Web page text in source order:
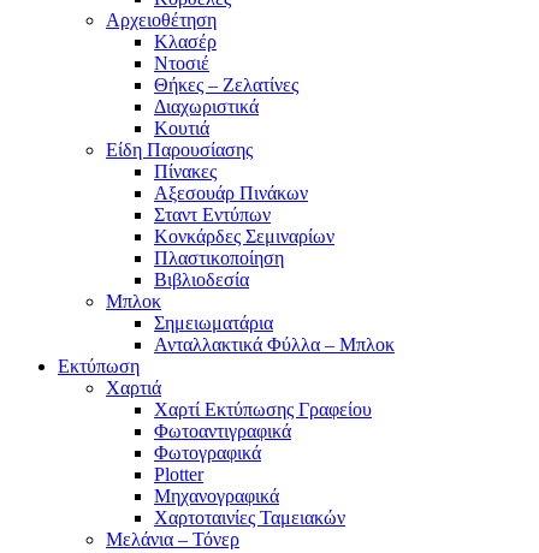
Αρχειοθέτηση
Κλασέρ
Ντοσιέ
Θήκες – Ζελατίνες
Διαχωριστικά
Κουτιά
Είδη Παρουσίασης
Πίνακες
Αξεσουάρ Πινάκων
Σταντ Εντύπων
Κονκάρδες Σεμιναρίων
Πλαστικοποίηση
Βιβλιοδεσία
Μπλοκ
Σημειωματάρια
Ανταλλακτικά Φύλλα – Μπλοκ
Εκτύπωση
Χαρτιά
Χαρτί Εκτύπωσης Γραφείου
Φωτοαντιγραφικά
Φωτογραφικά
Plotter
Μηχανογραφικά
Χαρτοταινίες Ταμειακών
Μελάνια – Τόνερ